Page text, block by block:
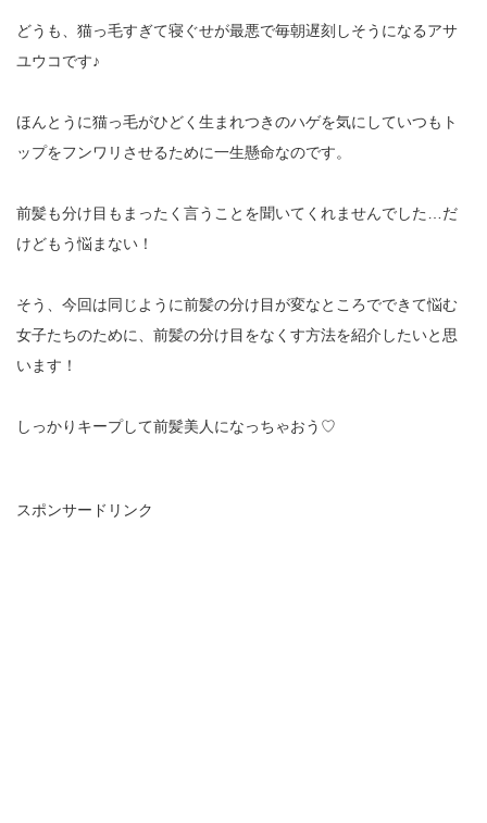
どうも、猫っ毛すぎて寝ぐせが最悪で毎朝遅刻しそうになるアサ
ユウコです♪
ほんとうに猫っ毛がひどく生まれつきのハゲを気にしていつもト
ップをフンワリさせるために一生懸命なのです。
前髪も分け目もまったく言うことを聞いてくれませんでした…だ
けどもう悩まない！
そう、今回は同じように前髪の分け目が変なところでできて悩む
女子たちのために、前髪の分け目をなくす方法を紹介したいと思
います！
しっかりキープして前髪美人になっちゃおう♡
スポンサードリンク